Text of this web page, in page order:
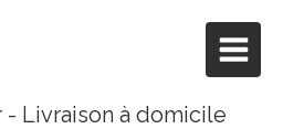
- Livraison à domicile